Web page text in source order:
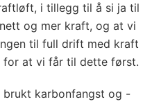
i tillegg til å si ja til
og mer kraft, og at vi
til full drift med kraft
at vi får til dette først.
brukt karbonfangst og -